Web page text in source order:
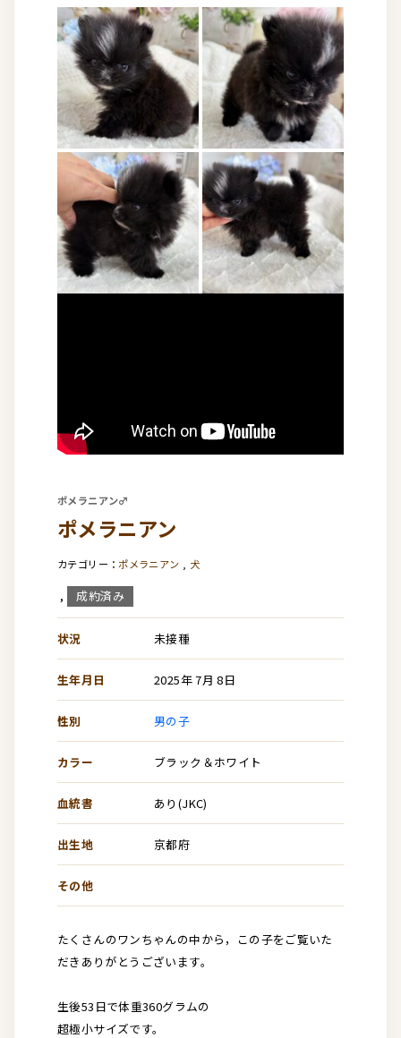
ポメラニアン♂
ポメラニアン
ポメラニアン 犬
, 成約済み
状況 未接種
生年月日 2025年 7月 8日
性別 男の子
カラー ブラック＆ホワイト
血統書 あり(JKC)
出生地 京都府
その他
たくさんのワンちゃんの中から，この子をご覧いた
だきありがとうございます。
生後53日で体重360グラムの
超極小サイズです。